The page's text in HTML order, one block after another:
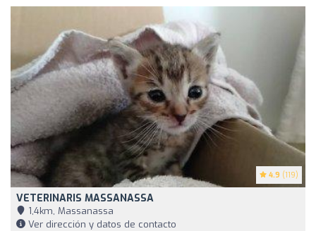
4.9 (119)
VETERINARIS MASSANASSA
1,4km, Massanassa
Ver dirección y datos de contacto